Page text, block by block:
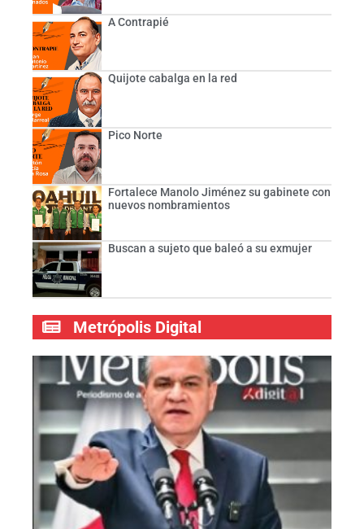
A Contrapié
Quijote cabalga en la red
Pico Norte
Fortalece Manolo Jiménez su gabinete con
nuevos nombramientos
Buscan a sujeto que baleó a su exmujer
Metrópolis Digital